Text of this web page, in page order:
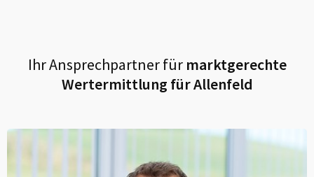
Ihr Ansprechpartner fürmarktgerechte
Wertermittlung fürAllenfeld